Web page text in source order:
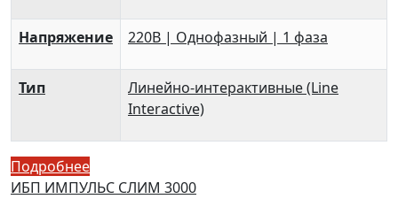
Напряжение 220В | Однофазный | 1 фаза
Тип
Линейно-интерактивные (Line
Interactive)
Подробнее
ИБП ИМПУЛЬС СЛИМ 3000